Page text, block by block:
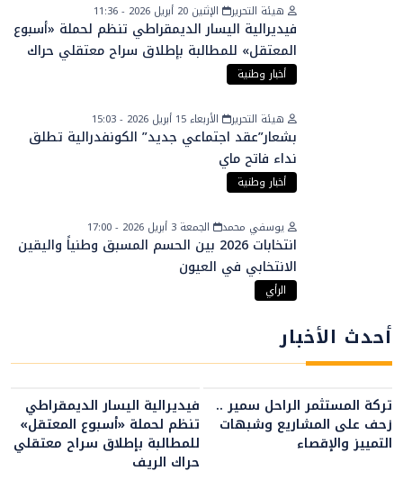
هيئة التحرير الإثنين 20 أبريل 2026 - 11:36
فيديرالية اليسار الديمقراطي تنظم لحملة «أسبوع
المعتقل» للمطالبة بإطلاق سراح معتقلي حراك
الريف
أخبار وطنية
هيئة التحرير الأربعاء 15 أبريل 2026 - 15:03
بشعار”عقد اجتماعي جديد” الكونفدرالية تطلق
نداء فاتح ماي
أخبار وطنية
يوسفي محمد الجمعة 3 أبريل 2026 - 17:00
انتخابات 2026 بين الحسم المسبق وطنياً واليقين
الانتخابي في العيون
الرأي
أحدث الأخبار
تركة المستثمر الراحل سمير ..
زحف على المشاريع وشبهات
التمييز والإقصاء
فيديرالية اليسار الديمقراطي
تنظم لحملة «أسبوع المعتقل»
للمطالبة بإطلاق سراح معتقلي
حراك الريف